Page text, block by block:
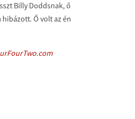
Billy Doddsnak, ő
hibázott. Ő volt az én